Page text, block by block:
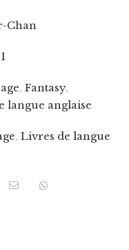
Chan
, Fantasy,
langue anglaise
, Livres de langue